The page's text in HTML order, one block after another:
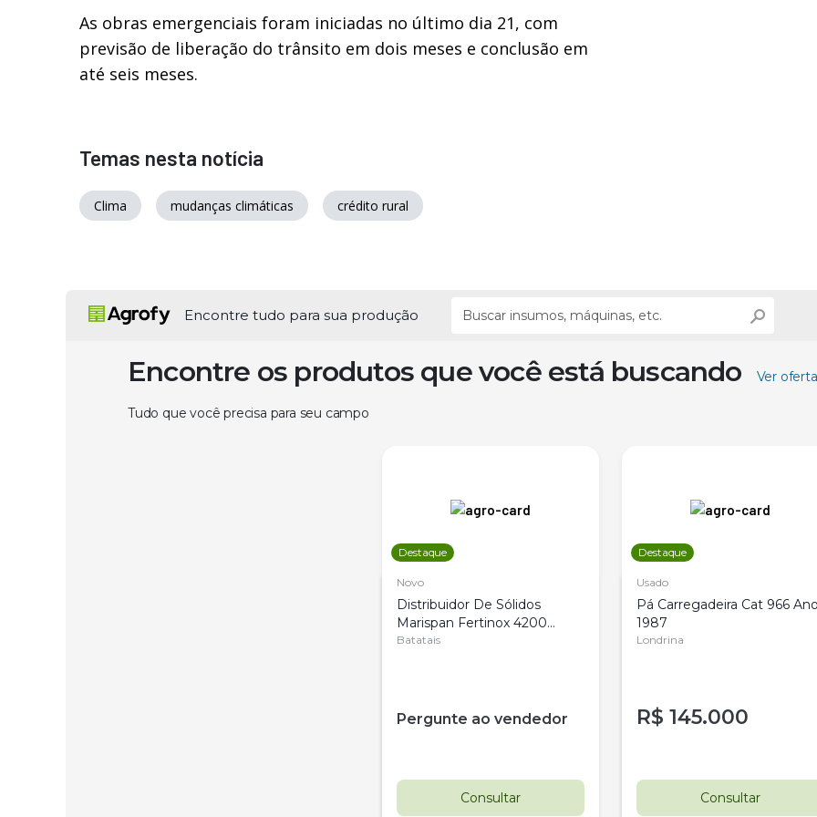
As obras emergenciais foram iniciadas no último dia 21, com
previsão de liberação do trânsito em dois meses e conclusão em
até seis meses.
Temas nesta notícia
Clima mudanças climáticas crédito rural
Encontre tudo para sua produção
Encontre os produtos que você está buscando Ver
Tudo que você precisa para seu campo
Destaque
Novo
Distribuidor De Sólidos
Marispan Fertinox 4200
Citrus
Batatais
Pergunte ao vendedor
Consultar
Destaque
Usado
Pá Carregadeira Cat 966
1987
Londrina
R$ 145.000
Consultar